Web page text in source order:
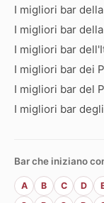
I migliori bar
I migliori bar
I migliori bar
I migliori bar dei
I migliori bar del
I migliori bar
Bar che iniziano
A B C D